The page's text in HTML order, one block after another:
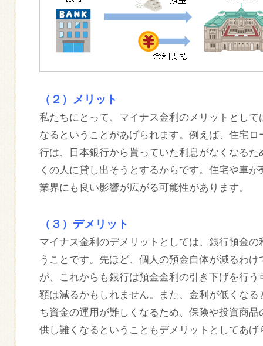
（２）メリット
私たちにとって、マイナス金利のメリットとし
なるということがあげられます。例えば、住宅
行は、日本銀行から貰っていた利息がなくなる
くの人に貸し出そうとするからです。住宅や車
業界にも良い影響が広がる可能性があります。
（３）デメリット
マイナス金利のデメリットとしては、銀行預金
うことです。先ほど、個人の預金自体が減るわ
が、これからも銀行は預金金利の引き下げを行
額は減るかもしれません。また、金利が低くな
ち資金の運用が難しくなるため、保険や投資商
供し難くなるということもデメリットとしてあげ